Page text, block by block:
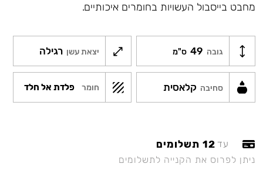
מחבט בייסבול העשויות בחומרים איכותיים.
גובה 49 ס"מ יצאת עשן רגילה
סחיבה קלאסית חומר פלדת אל חלד
עד 12 תשלומים
ניתן לפרוס את הקנייה לתשלומים